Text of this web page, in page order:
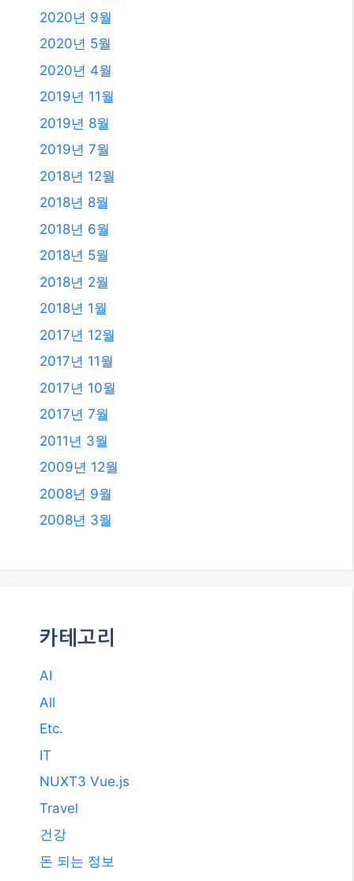
2020년 9월
2020년 5월
2020년 4월
2019년 11월
2019년 8월
2019년 7월
2018년 12월
2018년 8월
2018년 6월
2018년 5월
2018년 2월
2018년 1월
2017년 12월
2017년 11월
2017년 10월
2017년 7월
2011년 3월
2009년 12월
2008년 9월
2008년 3월
카테고리
AI
All
Etc.
IT
NUXT3 Vue.js
Travel
건강
돈 되는 정보